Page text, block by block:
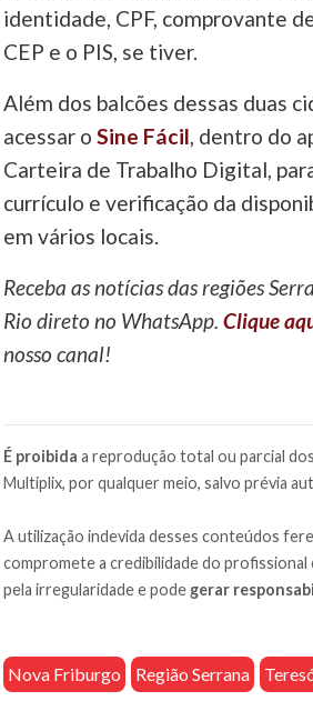
identidade, CPF, comprovante
CEP e o PIS, se tiver.
Além dos balcões dessas duas
acessar oSine Fácil, dentro do
Carteira de Trabalho Digital,
currículo e verificação da
em vários locais.
Receba as notícias das regiões
Rio direto no WhatsApp.Clique
nosso canal!
É proibida a reprodução total ou parcial
Multiplix, por qualquer meio, salvo prévia
A utilização indevida desses conteúdos
compromete a credibilidade do profissional
pela irregularidade e pode gerar
Nova Friburgo Região Serrana